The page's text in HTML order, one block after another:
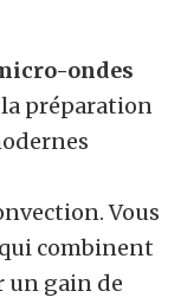
ondes
préparation
Vous
qui combinent
un gain de